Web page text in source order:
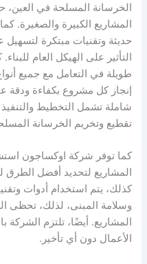
الخرسانة المسلحة في العين،
المشاريع الكبيرة والصغيرة.
حديثة وتقنيات مبتكرة لتسهيل
التأثير على الهيكل العام
طويلة في التعامل مع جميع
إنجاز كل مشروع بكفاءة ودقة
شاملة تشمل التخطيط
تقطيع وتخريم الخرسانة
كما توفر شركة اوكساجون
المشاريع لتحديد أفضل
كذلك، يتم استخدام أدوات
وسلامة المبنى، لذلك، تحظى
المشاريع. أيضًا، تلتزم الشركة
الأعمال دون أي تأخير.